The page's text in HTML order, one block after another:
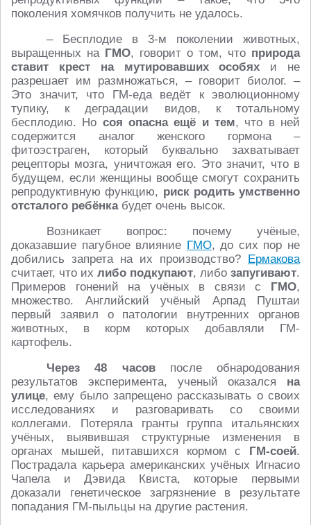
поколения хомячков получить не удалось.
– Бесплодие в 3-м поколении животных,
выращенных на ГМО, говорит о том, что природа
ставит крест на мутировавших особях и не
разрешает им размножаться, – говорит биолог. –
Это значит, что ГМ-еда ведёт к эволюционному
тупику, к деградации видов, к тотальному
бесплодию. Но соя опасна ещё и тем, что в ней
содержится аналог женского гормона –
фитоэстраген, который буквально захватывает
рецепторы мозга, уничтожая его. Это значит, что в
будущем, если женщины вообще смогут сохранить
репродуктивную функцию, риск родить умственно
отсталого ребёнкабудет очень высок.
Возникает вопрос: почему учёные,
доказавшие пагубное влияние ГМО, до сих пор не
добились запрета на их производство? Ермакова
считает, что их либо подкупают, либо запугивают.
Примеров гонений на учёных в связи с ГМО,
множество. Английский учёный Арпад Пуштаи
первый заявил о патологии внутренних органов
животных, в корм которых добавляли ГМ-
картофель.
Через 48 часовпосле обнародования
результатов эксперимента, ученый оказался на
улице, ему было запрещено рассказывать о своих
исследованиях и разговаривать со своими
коллегами. Потеряла гранты группа итальянских
учёных, выявившая структурные изменения в
органах мышей, питавшихся кормом с ГМ-соей.
Пострадала карьера американских учёных Игнасио
Чапела и Дэвида Квиста, которые первыми
доказали генетическое загрязнение в результате
попадания ГМ-пыльцы на другие растения.